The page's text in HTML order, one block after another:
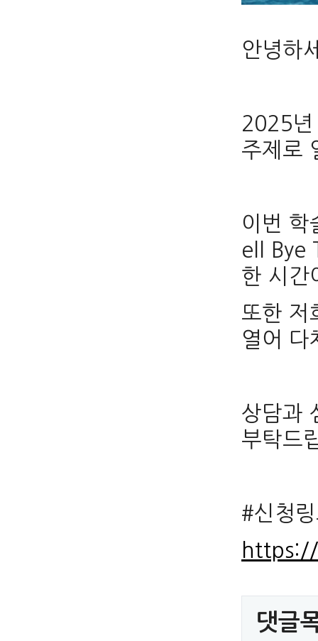
안녕하
2025
주제로
이번 학
ell Bye
한 시간
또한 저
열어 다
상담과
부탁드
#신청
댓글